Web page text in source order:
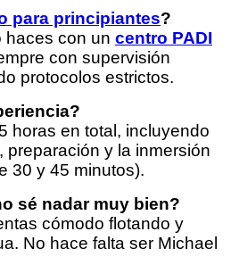
para principiantes?
haces con un centro PADI
con supervisión
protocolos estrictos.
horas en total, incluyendo
preparación y la inmersión
30 y 45 minutos).
sé nadar muy bien?
cómodo flotando y
No hace falta ser Michael